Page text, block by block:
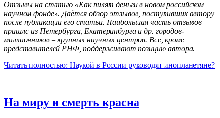
Отзывы на статью «Как пилят деньги в новом российском
научном фонде». Даётся обзор отзывов, поступивших автору
после публикации его статьи. Наибольшая часть отзывов
пришла из Петербурга, Екатеринбурга и др. городов-
миллионников – крупных научных центров. Все, кроме
представителей РНФ, поддерживают позицию автора.
Читать полностью: Наукой в России руководят инопланетяне?
На миру и смерть красна